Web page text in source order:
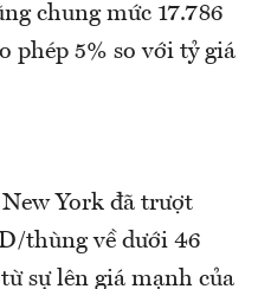
chung mức 17.786
phép 5% so với tỷ giá
York đã trượt
thùng về dưới 46
sự lên giá mạnh của